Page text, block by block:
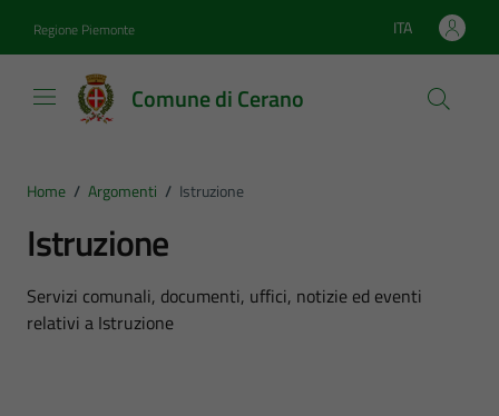
Regione Piemonte Lingua attiva:
ITA
Comune di Cerano
Home / Argomenti / Istruzione
Istruzione
Dettagli dell'argomento
Servizi comunali, documenti, uffici, notizie ed eventi
relativi a Istruzione